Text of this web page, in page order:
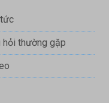
hỏi thường gặp